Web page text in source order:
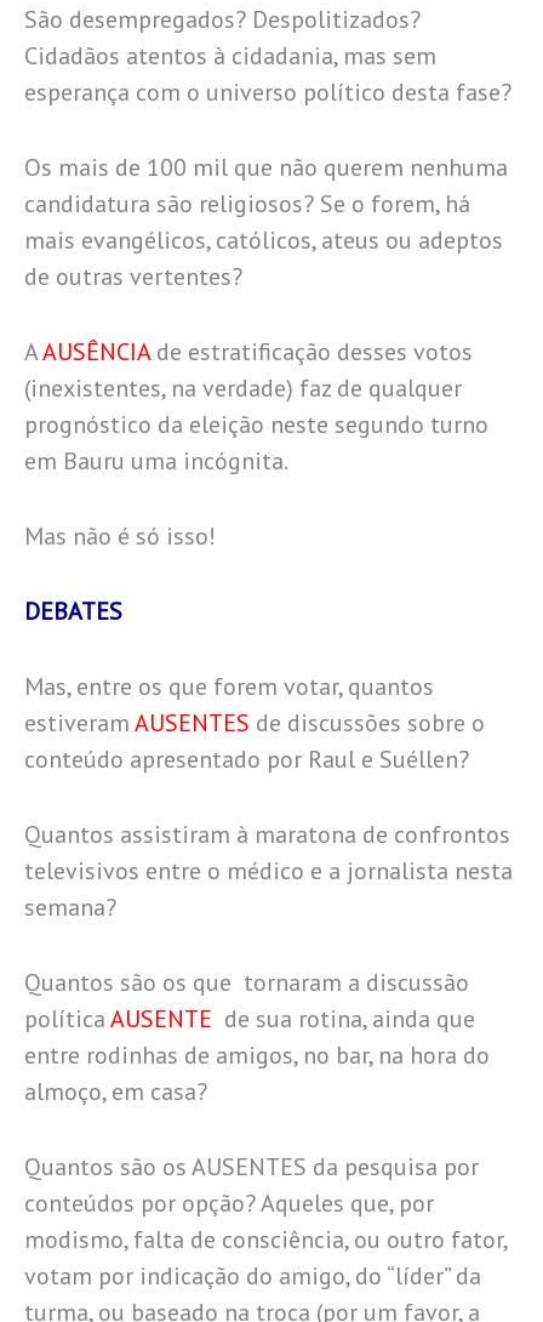
São desempregados? Despolitizados?
Cidadãos atentos à cidadania, mas sem
esperança com o universo político desta fase?
Os mais de 100 mil que não querem nenhuma
candidatura são religiosos? Se o forem, há
mais evangélicos, católicos, ateus ou adeptos
de outras vertentes?
AAUSÊNCIAde estratificação desses votos
(inexistentes, na verdade) faz de qualquer
prognóstico da eleição neste segundo turno
em Bauru uma incógnita.
Mas não é só isso!
DEBATES
Mas, entre os que forem votar, quantos
estiveramAUSENTES de discussões sobre o
conteúdo apresentado por Raul e Suéllen?
Quantos assistiram à maratona de confrontos
televisivos entre o médico e a jornalista nesta
semana?
Quantos são os que tornaram a discussão
políticaAUSENTE de sua rotina, ainda que
entre rodinhas de amigos, no bar, na hora do
almoço, em casa?
Quantos são os AUSENTES da pesquisa por
conteúdos por opção? Aqueles que, por
modismo, falta de consciência, ou outro fator,
votam por indicação do amigo, do “líder” da
turma, ou baseado na troca (por um favor, a